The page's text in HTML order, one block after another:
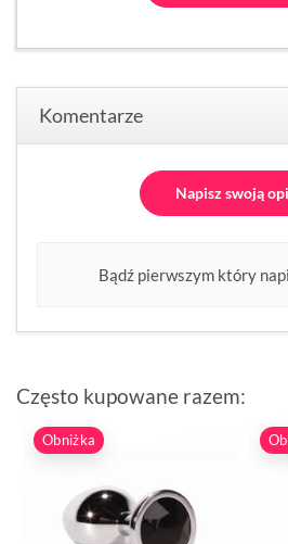
Komentarze
Napisz swoją
Bądź pierwszym który
Często kupowane razem:
Obniżka